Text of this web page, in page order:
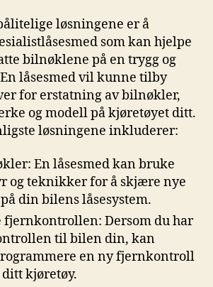
løsningene er å
som kan hjelpe
bilnøklene på en trygg og
låsesmed vil kunne tilby
⁤for⁤ erstatning‍ av bilnøkler,
og modell på kjøretøyet ditt.
løsningene inkluderer:
En låsesmed kan bruke
og teknikker for å skjære nye⁢
din bilens låsesystem.
fjernkontrollen: Dersom du har
​til bilen din, kan
en ny⁤ fjernkontroll
kjøretøy.